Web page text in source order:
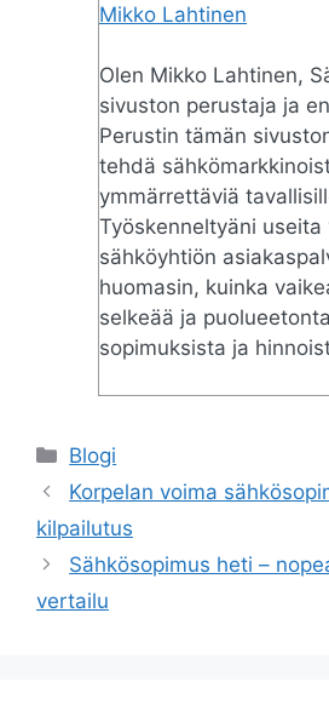
Mikko Lahtinen
Olen Mikko Lahtinen,
sivuston perustaja ja
Perustin tämän
tehdä
ymmärrettäviä
Työskenneltyäni useita
sähköyhtiön
huomasin, kuinka
selkeää ja
sopimuksista ja
Categories
Blogi
Korpelan voima
kilpailutus
Sähkösopimus heti –
vertailu